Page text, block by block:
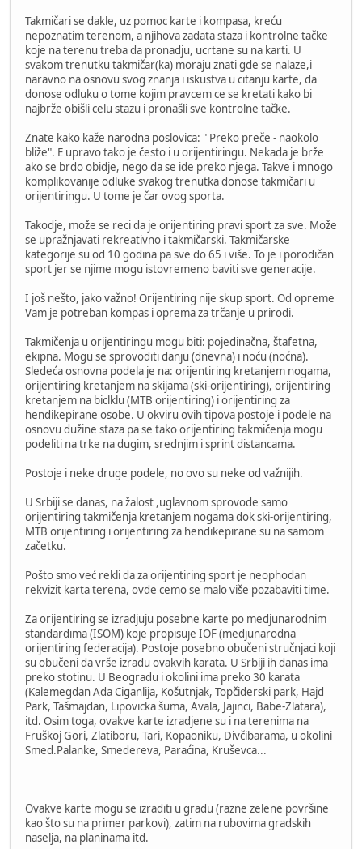
Takmičari se dakle, uz pomoc karte i kompasa, kreću
nepoznatim terenom, a njihova zadata staza i kontrolne tačke
koje na terenu treba da pronadju, ucrtane su na karti. U
svakom trenutku takmičar(ka) moraju znati gde se nalaze,i
naravno na osnovu svog znanja i iskustva u citanju karte, da
donose odluku o tome kojim pravcem ce se kretati kako bi
najbrže obišli celu stazu i pronašli sve kontrolne tačke.
Znate kako kaže narodna poslovica: " Preko preče - naokolo
bliže". E upravo tako je često i u orijentiringu. Nekada je brže
ako se brdo obidje, nego da se ide preko njega. Takve i mnogo
komplikovanije odluke svakog trenutka donose takmičari u
orijentiringu. U tome je čar ovog sporta.
Takodje, može se reci da je orijentiring pravi sport za sve. Može
se upražnjavati rekreativno i takmičarski. Takmičarske
kategorije su od 10 godina pa sve do 65 i više. To je i porodičan
sport jer se njime mogu istovremeno baviti sve generacije.
I još nešto, jako važno! Orijentiring nije skup sport. Od opreme
Vam je potreban kompas i oprema za trčanje u prirodi.
Takmičenja u orijentiringu mogu biti: pojedinačna, štafetna,
ekipna. Mogu se sprovoditi danju (dnevna) i noću (noćna).
Sledeća osnovna podela je na: orijentiring kretanjem nogama,
orijentiring kretanjem na skijama (ski-orijentiring), orijentiring
kretanjem na biclklu (MTB orijentiring) i orijentiring za
hendikepirane osobe. U okviru ovih tipova postoje i podele na
osnovu dužine staza pa se tako orijentiring takmičenja mogu
podeliti na trke na dugim, srednjim i sprint distancama.
Postoje i neke druge podele, no ovo su neke od važnijih.
U Srbiji se danas, na žalost ,uglavnom sprovode samo
orijentiring takmičenja kretanjem nogama dok ski-orijentiring,
MTB orijentiring i orijentiring za hendikepirane su na samom
začetku.
Pošto smo već rekli da za orijentiring sport je neophodan
rekvizit karta terena, ovde cemo se malo više pozabaviti time.
Za orijentiring se izradjuju posebne karte po medjunarodnim
standardima (ISOM) koje propisuje IOF (medjunarodna
orijentiring federacija). Postoje posebno obučeni stručnjaci koji
su obučeni da vrše izradu ovakvih karata. U Srbiji ih danas ima
preko stotinu. U Beogradu i okolini ima preko 30 karata
(Kalemegdan Ada Ciganlija, Košutnjak, Topčiderski park, Hajd
Park, Tašmajdan, Lipovicka šuma, Avala, Jajinci, Babe-Zlatara),
itd. Osim toga, ovakve karte izradjene su i na terenima na
Fruškoj Gori, Zlatiboru, Tari, Kopaoniku, Divčibarama, u okolini
Smed.Palanke, Smedereva, Paraćina, Kruševca...
Ovakve karte mogu se izraditi u gradu (razne zelene površine
kao što su na primer parkovi), zatim na rubovima gradskih
naselja, na planinama itd.